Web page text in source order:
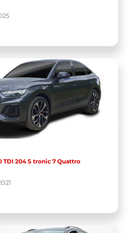
MY21
TDI 204 S tronic 7 Quattro